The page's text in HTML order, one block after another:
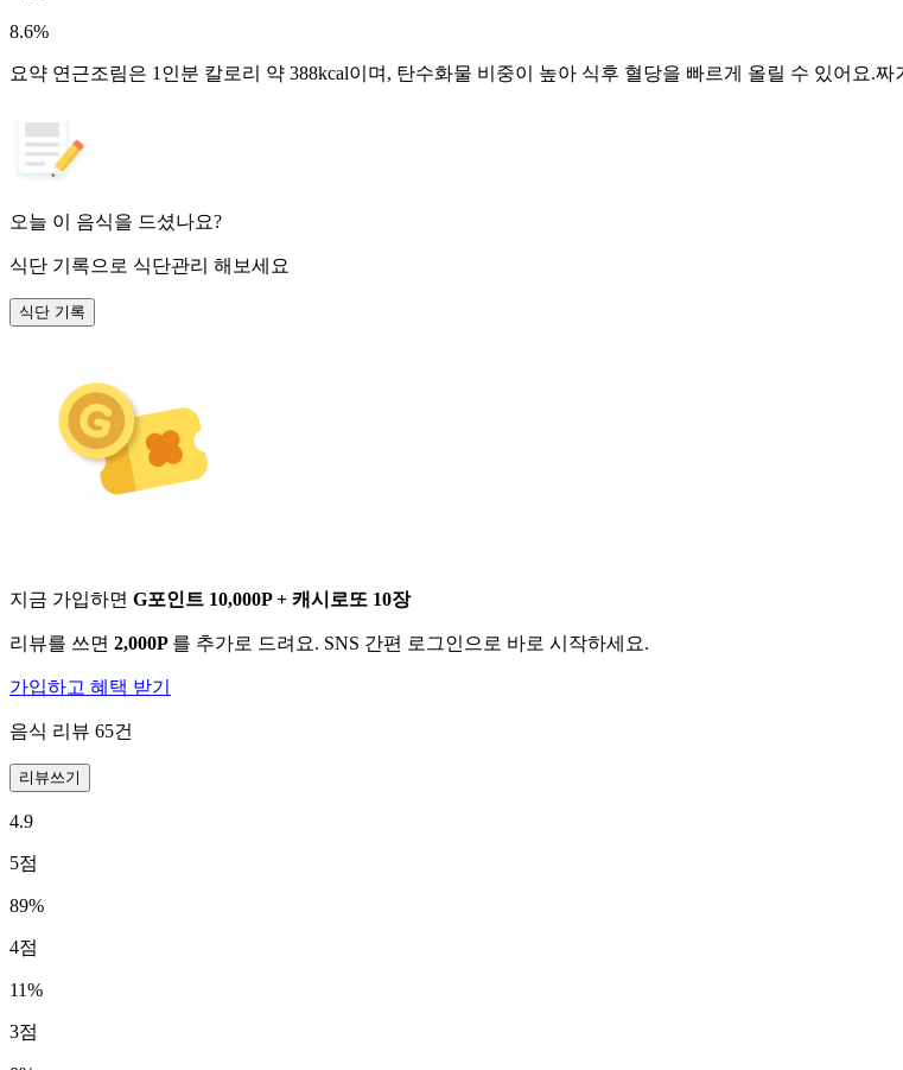
8.6%
요약 연근조림은 1인분 칼로리 약 388kcal이며, 탄수화물 비중이 높아 식후 혈당을 빠르게 올릴 수 있어요.짜
오늘 이 음식을 드셨나요?
식단 기록으로 식단관리 해보세요
식단 기록
지금 가입하면 G포인트 10,000P + 캐시로또 10장
리뷰를 쓰면 2,000P 를 추가로 드려요. SNS 간편 로그인으로 바로 시작하세요.
가입하고 혜택 받기
음식 리뷰 65건
리뷰쓰기
4.9
5점
89%
4점
11%
3점